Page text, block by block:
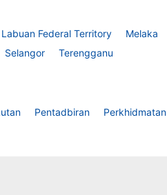
Labuan Federal Territory Melaka
Selangor Terengganu
Pentadbiran Perkhidmatan